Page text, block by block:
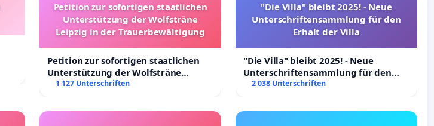
Petition zur sofortigen staatlichen
Unterstützung der Wolfsträne
Leipzig in der Trauerbewältigung
Petition zur sofortigen staatlichen
Unterstützung der Wolfsträne
Leipzig in der Trauerbewältigung
1 127 Unterschriften
"Die Villa" bleibt 2025! - Neue
Unterschriftensammlung für den
Erhalt der Villa
"Die Villa" bleibt 2025! - Neue
Unterschriftensammlung für den
Erhalt der Villa
2 038 Unterschriften